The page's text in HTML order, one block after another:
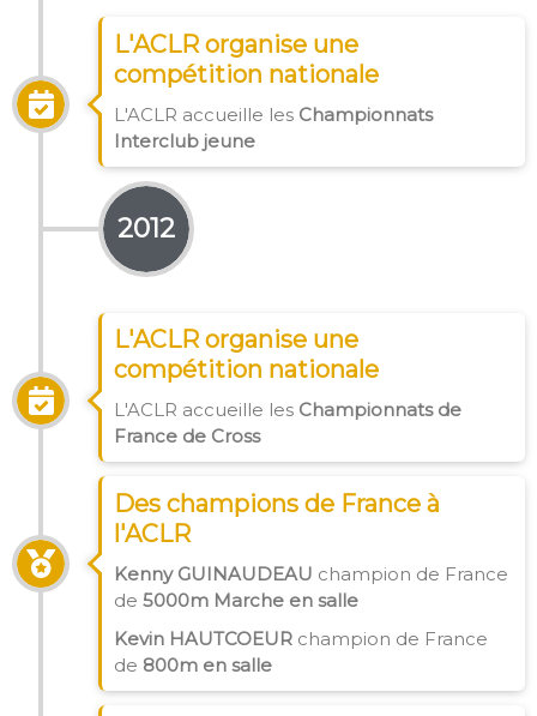
L'ACLR organise une
compétition nationale
L'ACLR accueille les Championnats
Interclub jeune
2012
L'ACLR organise une
compétition nationale
L'ACLR accueille les Championnats de
France de Cross
Des champions de France à
l'ACLR
Kenny GUINAUDEAU champion de France
de5000m Marche en salle
Kevin HAUTCOEUR champion de France
de 800m en salle